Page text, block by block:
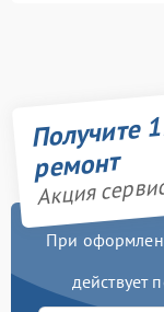
Получите
ремонт
Акция
При
действует